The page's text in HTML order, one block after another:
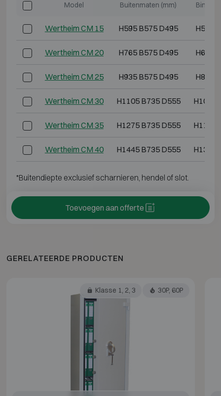
Model Buitenmaten (mm)
Wertheim CM 15 H595 B575 D495 H515
Wertheim CM 20 H765 B575 D495 H685
Wertheim CM 25 H935 B575 D495 H855
Wertheim CM 30 H1105 B735 D555 H1025
Wertheim CM 35 H1275 B735 D555 H1195
Wertheim CM 40 H1445 B735 D555 H1365
*Buitendiepte exclusief scharnieren, hendel of slot.
Toevoegen aan offerte
GERELATEERDE PRODUCTEN
Klasse 1, 2, 3 30P, 60P